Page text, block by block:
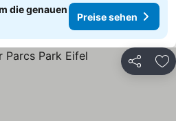
die genauen
Preise sehen
Teilen